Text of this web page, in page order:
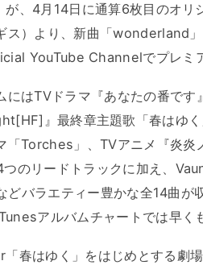
、4月14日に通算6枚目のオリ
ス）より、新曲「wonderland
YouTube Channelでプレミ
はTVドラマ『あなたの番です
』最終章主題歌「春はゆ
「Torches」、TVアニメ『炎炎
のリードトラックに加え、
バラエティー豊かな全14曲が
アルバムチャートでは早く
春はゆく」をはじめとする